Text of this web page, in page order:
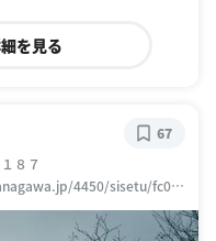
を見る
８７
4450/sisetu/fc00
67